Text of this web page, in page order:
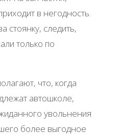
в негодность.
стоянку, следить,
только по
что, когда
автошколе,
увольнения
более выгодное